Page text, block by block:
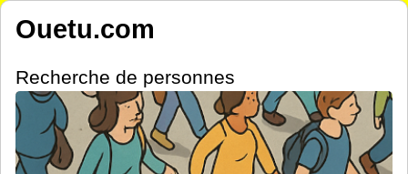
Ouetu.com
Recherche de personnes